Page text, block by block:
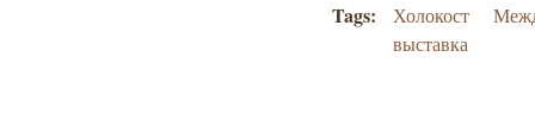
Tags: Холокост
выставка